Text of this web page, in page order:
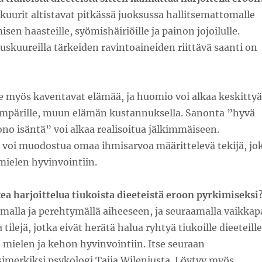
altistavat pitkässä juoksussa hallitsemattomalle
haasteille, syömishäiriöille ja painon jojoilulle.
tärkeiden ravintoaineiden riittävä saanti on
myös kaventavat elämää, ja huomio voi alkaa keskittyä
muun elämän kustannuksella. Sanonta ”hyvä
isäntä” voi alkaa realisoitua jälkimmäiseen.
voi muodostua omaa ihmisarvoa määrittelevä tekijä,
hyvinvointiin.
harjoittelua tiukoista dieeteistä eroon
ja perehtymällä aiheeseen, ja seuraamalla
tilejä, jotka eivät herätä halua ryhtyä tiukoille
ja kehon hyvinvointiin. Itse seuraan